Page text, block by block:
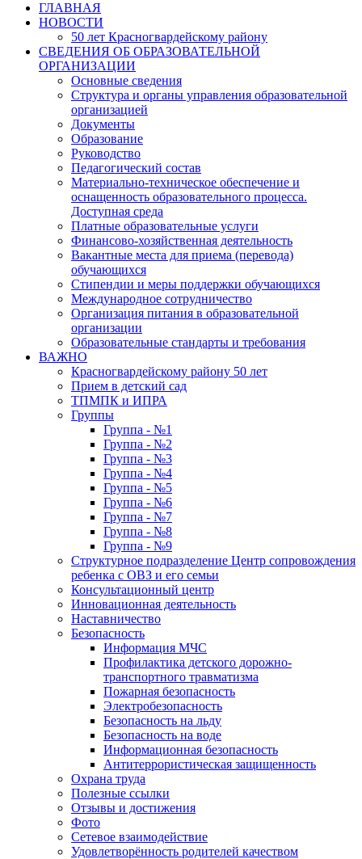
ГЛАВНАЯ
НОВОСТИ
50 лет Красногвардейскому району
СВЕДЕНИЯ ОБ ОБРАЗОВАТЕЛЬНОЙ
ОРГАНИЗАЦИИ
Основные сведения
Структура и органы управления образовательной
организацией
Документы
Образование
Руководство
Педагогический состав
Материально-техническое обеспечение и
оснащенность образовательного процесса.
Доступная среда
Платные образовательные услуги
Финансово-хозяйственная деятельность
Вакантные места для приема (перевода)
обучающихся
Стипендии и меры поддержки обучающихся
Международное сотрудничество
Организация питания в образовательной
организации
Образовательные стандарты и требования
ВАЖНО
Красногвардейскому району 50 лет
Прием в детский сад
ТПМПК и ИПРА
Группы
Группа - №1
Группа - №2
Группа - №3
Группа - №4
Группа - №5
Группа - №6
Группа - №7
Группа - №8
Группа - №9
Структурное подразделение Центр сопровождения
ребенка с ОВЗ и его семьи
Консультационный центр
Инновационная деятельность
Наставничество
Безопасность
Информация МЧС
Профилактика детского дорожно-
транспортного травматизма
Пожарная безопасность
Электробезопасность
Безопасность на льду
Безопасность на воде
Информационная безопасность
Антитеррористическая защищенность
Охрана труда
Полезные ссылки
Отзывы и достижения
Фото
Сетевое взаимодействие
Удовлетворённость родителей качеством